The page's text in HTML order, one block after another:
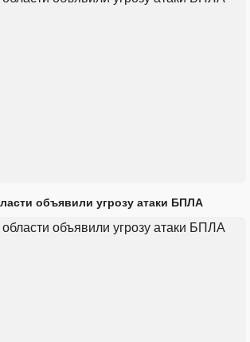
объявили угрозу атаки БПЛА